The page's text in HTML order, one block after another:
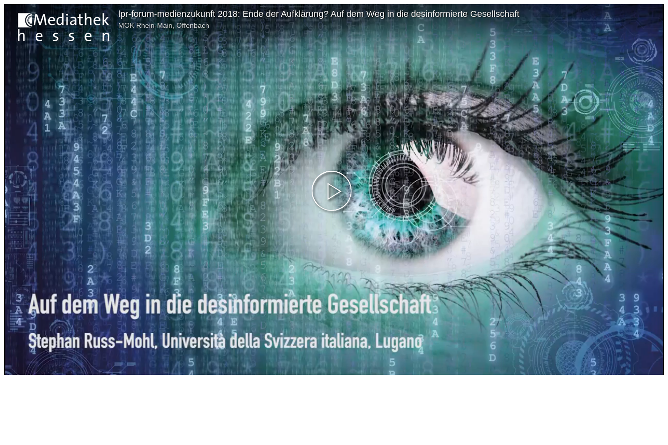
lpr-forum-medienzukunft 2018: Ende der Aufklärung? Auf dem Weg in die desinformierte Gesellschaft
MOK Rhein-Main, Offenbach